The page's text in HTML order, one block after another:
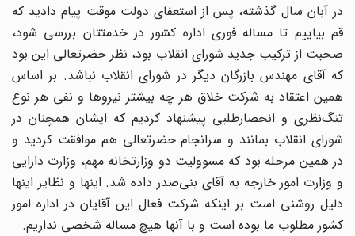
در آبان سال گذشته، پس از استعفای دولت موقت پیام دادید که
قم بیاییم تا مساله فوری اداره کشور در خدمتتان بررسی شود،
صحبت از ترکیب جدید شورای انقلاب بود، نظر حضرتعالی این بود
که آقای مهندس بازرگان دیگر در شورای انقلاب نباشد. بر اساس
همین اعتقاد به شرکت خلاق هر چه بیشتر نیرو‌ها و نفی هر نوع
تنگ‌نظری و انحصارطلبی پیشنهاد کردیم که ایشان همچنان در
شورای انقلاب بمانند و سرانجام حضرتعالی هم موافقت کردید و
در همین مرحله بود که مسوولیت دو وزارتخانه مهم، وزارت دارایی
و وزارت امور خارجه به آقای بنی‌صدر داده شد. اینها و نظایر اینها
دلیل روشنی است بر اینکه شرکت فعال این آقایان در اداره امور
کشور مطلوب ما بوده است و با آنها هیچ مساله شخصی نداریم.